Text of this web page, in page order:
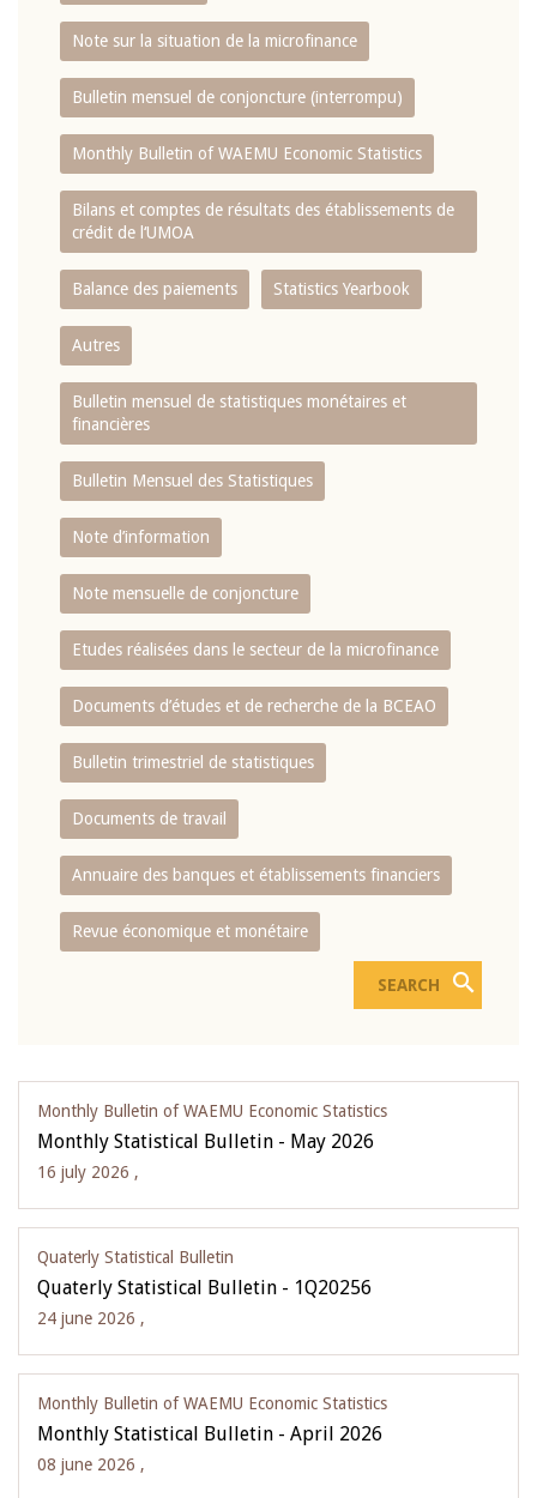
Note sur la situation de la microfinance
Bulletin mensuel de conjoncture (interrompu)
Monthly Bulletin of WAEMU Economic Statistics
Bilans et comptes de résultats des établissements de
crédit de l‘UMOA
Balance des paiements Statistics Yearbook
Autres
Bulletin mensuel de statistiques monétaires et
financières
Bulletin Mensuel des Statistiques
Note d’information
Note mensuelle de conjoncture
Etudes réalisées dans le secteur de la microfinance
Documents d’études et de recherche de la BCEAO
Bulletin trimestriel de statistiques
Documents de travail
Annuaire des banques et établissements financiers
Revue économique et monétaire
Monthly Bulletin of WAEMU Economic Statistics
Monthly Statistical Bulletin - May 2026
16 july 2026 ,
Quaterly Statistical Bulletin
Quaterly Statistical Bulletin - 1Q20256
24 june 2026 ,
Monthly Bulletin of WAEMU Economic Statistics
Monthly Statistical Bulletin - April 2026
08 june 2026 ,